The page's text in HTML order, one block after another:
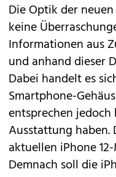
Die Optik der
keine
Informationen aus
und anhand dieser
Dabei handelt es
Smartphone-
entsprechen
Ausstattung haben.
aktuellen iPhone
Demnach soll die